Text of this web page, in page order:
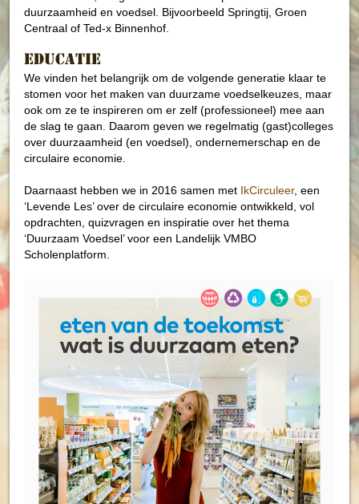
duurzaamheid en voedsel. Bijvoorbeeld Springtij, Groen
Centraal of Ted-x Binnenhof.
Educatie
We vinden het belangrijk om de volgende generatie klaar te
stomen voor het maken van duurzame voedselkeuzes, maar
ook om ze te inspireren om er zelf (professioneel) mee aan
de slag te gaan. Daarom geven we regelmatig (gast)colleges
over duurzaamheid (en voedsel), ondernemerschap en de
circulaire economie.
Daarnaast hebben we in 2016 samen met IkCirculeer, een
‘Levende Les’ over de circulaire economie ontwikkeld, vol
opdrachten, quizvragen en inspiratie over het thema
‘Duurzaam Voedsel’ voor een Landelijk VMBO
Scholenplatform.